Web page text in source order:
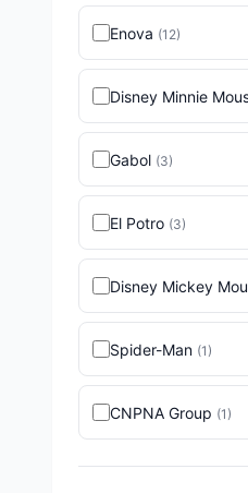
Enova (12)
Disney Minnie
Gabol (3)
El Potro (3)
Disney Mickey
Spider-Man (1)
CNPNA Group (1)